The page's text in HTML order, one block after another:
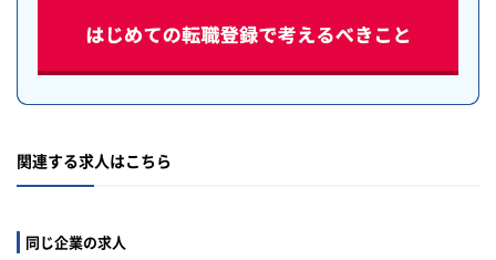
関連する求人はこちら
同じ企業の求人